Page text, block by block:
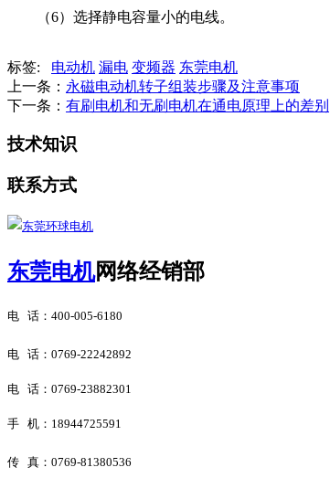
（6）选择静电容量小的电线。
标签: 电动机 漏电 变频器 东莞电机
上一条： 永磁电动机转子组装步骤及注意事项
下一条： 有刷电机和无刷电机在通电原理上的差别
技术知识
联系方式
东莞电机网络经销部
电 话： 400-005-6180
电 话： 0769-22242892
电 话：0769-23882301
手 机：18944725591
传 真： 0769-81380536